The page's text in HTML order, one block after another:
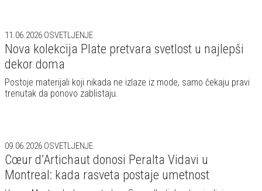
11.06.2026 OSVETLJENJE
Nova kolekcija Plate pretvara svetlost u najlepši
dekor doma
Postoje materijali koji nikada ne izlaze iz mode, samo čekaju pravi
trenutak da ponovo zablistaju.
09.06.2026 OSVETLJENJE
Cœur d’Artichaut donosi Peralta Vidavi u
Montreal: kada rasveta postaje umetnost